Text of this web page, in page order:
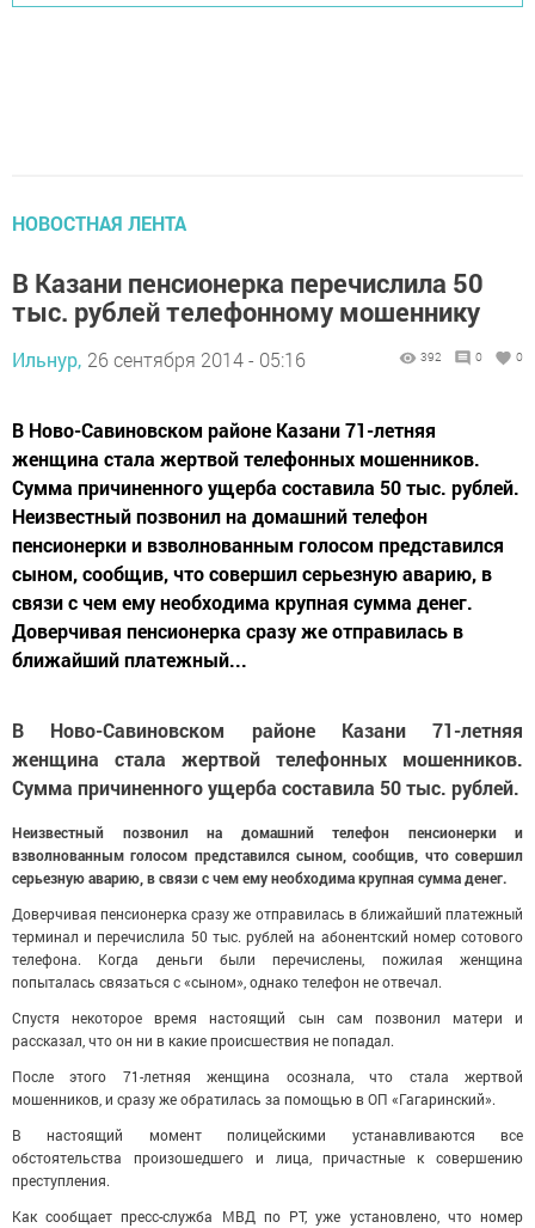
НОВОСТНАЯ ЛЕНТА
В Казани пенсионерка перечислила 50
тыс. рублей телефонному мошеннику
Ильнур, 26 сентября 2014 - 05:16 392 0 0
В Ново-Савиновском районе Казани 71-летняя
женщина стала жертвой телефонных мошенников.
Сумма причиненного ущерба составила 50 тыс. рублей.
Неизвестный позвонил на домашний телефон
пенсионерки и взволнованным голосом представился
сыном, сообщив, что совершил серьезную аварию, в
связи с чем ему необходима крупная сумма денег.
Доверчивая пенсионерка сразу же отправилась в
ближайший платежный...
В Ново-Савиновском районе Казани 71-летняя
женщина стала жертвой телефонных мошенников.
Сумма причиненного ущерба составила 50 тыс. рублей.
Неизвестный позвонил на домашний телефон пенсионерки и
взволнованным голосом представился сыном, сообщив, что совершил
серьезную аварию, в связи с чем ему необходима крупная сумма денег.
Доверчивая пенсионерка сразу же отправилась в ближайший платежный
терминал и перечислила 50 тыс. рублей на абонентский номер сотового
телефона. Когда деньги были перечислены, пожилая женщина
попыталась связаться с «сыном», однако телефон не отвечал.
Спустя некоторое время настоящий сын сам позвонил матери и
рассказал, что он ни в какие происшествия не попадал.
После этого 71-летняя женщина осознала, что стала жертвой
мошенников, и сразу же обратилась за помощью в ОП «Гагаринский».
В настоящий момент полицейскими устанавливаются все
обстоятельства произошедшего и лица, причастные к совершению
преступления.
Как сообщает пресс-служба МВД по РТ, уже установлено, что номер